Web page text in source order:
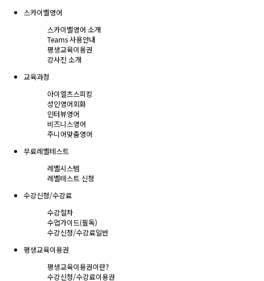
스카이벨영어
스카이벨영어 소개
Teams 사용안내
평생교육이용권
강사진 소개
교육과정
아이엘츠스피킹
성인영어회화
인터뷰영어
비즈니스영어
주니어맞춤영어
무료레벨테스트
레벨시스템
레벨테스트 신청
수강신청/수강료
수강절차
수업가이드(필독)
수강신청/수강료일반
평생교육이용권
평생교육이용권이란?
수강신청/수강료이용권